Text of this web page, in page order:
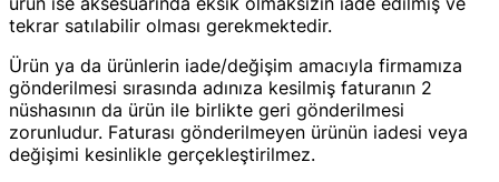
tekrar satılabilir olması gerekmektedir.
Ürün ya da ürünlerin iade/değişim amacıyla firmamıza
gönderilmesi sırasında adınıza kesilmiş faturanın 2
nüshasının da ürün ile birlikte geri gönderilmesi
zorunludur. Faturası gönderilmeyen ürünün iadesi veya
değişimi kesinlikle gerçekleştirilmez.